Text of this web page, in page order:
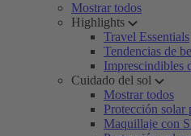
Mostrar todos
Highlights
Travel Essentials
Tendencias de
Imprescindibles
Cuidado del sol
Mostrar todos
Protección solar
Maquillaje con